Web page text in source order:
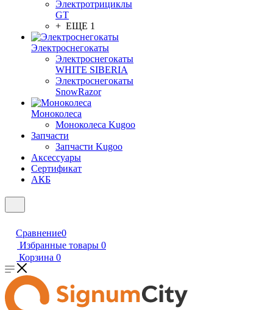
Электротрициклы
GT
+ ЕЩЕ 1
Электроснегокаты
Электроснегокаты
WHITE SIBERIA
Электроснегокаты
SnowRazor
Моноколеса
Моноколеса Kugoo
Запчасти
Запчасти Kugoo
Аксессуары
Сертификат
АКБ
Сравнение0
Избранные товары 0
Корзина 0